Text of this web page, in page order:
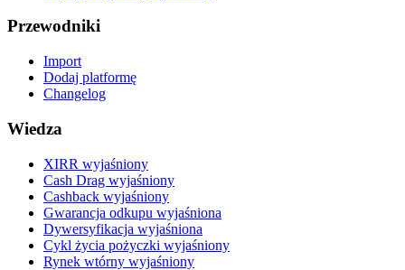
Przewodniki
Import
Dodaj platformę
Changelog
Wiedza
XIRR wyjaśniony
Cash Drag wyjaśniony
Cashback wyjaśniony
Gwarancja odkupu wyjaśniona
Dywersyfikacja wyjaśniona
Cykl życia pożyczki wyjaśniony
Rynek wtórny wyjaśniony